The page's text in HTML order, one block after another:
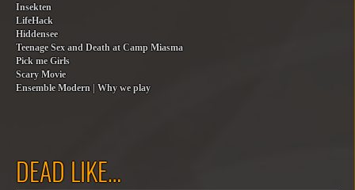
Insekten
LifeHack
Hiddensee
Teenage Sex and Death at Camp Miasma
Pick me Girls
Scary Movie
Ensemble Modern | Why we play
DEAD LIKE…